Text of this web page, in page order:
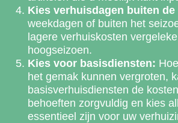
Kies verhuisdagen buiten
weekdagen of buiten het
lagere verhuiskosten
hoogseizoen.
Kies voor basisdiensten:
het gemak kunnen vergroten,
basisverhuisdiensten de
behoeften zorgvuldig en kies
essentieel zijn voor uw